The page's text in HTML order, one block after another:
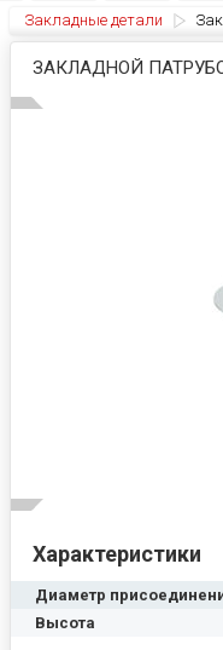
Закладные детали
ЗАКЛАДНОЙ
Характеристики
Диаметр
Высота